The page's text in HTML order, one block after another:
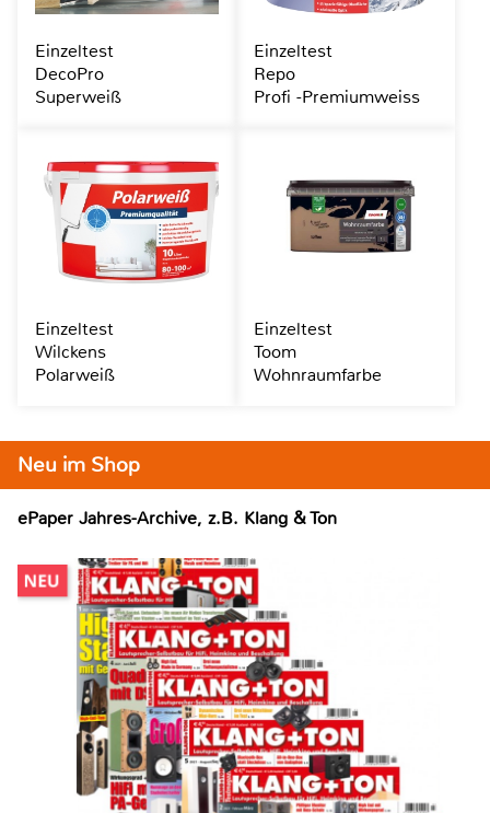
Neu im Shop
ePaper Jahres-Archive, z.B. Klang & Ton
Einzeltest
DecoPro
Superweiß
Einzeltest
Repo
Profi -Premiumweiss
Einzeltest
Wilckens
Polarweiß
Einzeltest
Toom
Wohnraumfarbe